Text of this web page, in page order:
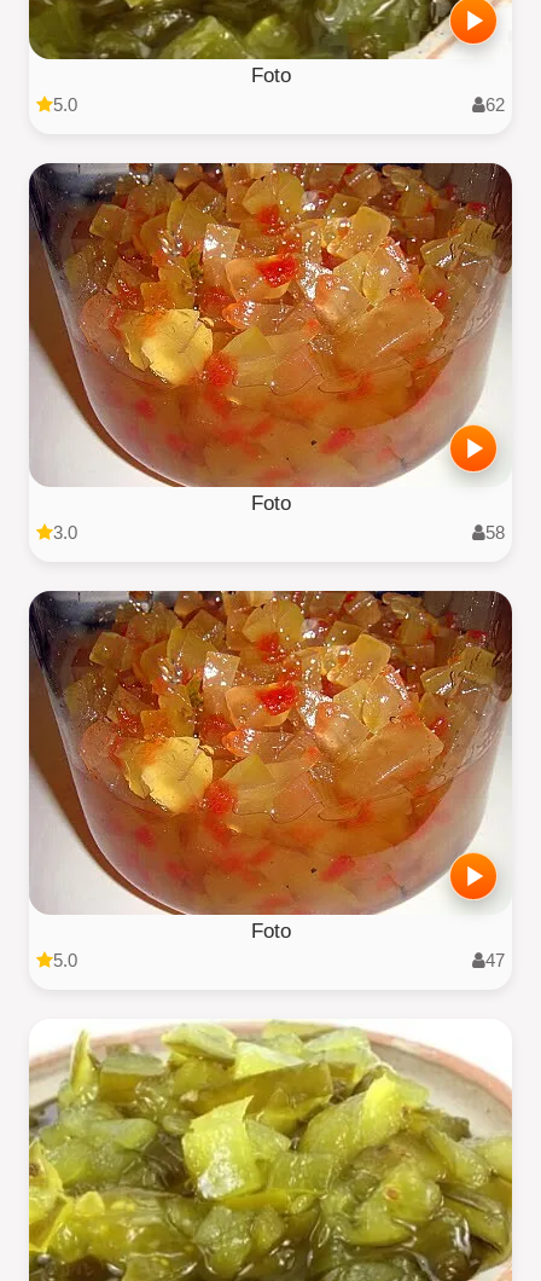
Foto
5.0 62
Foto
3.0 58
Foto
5.0 47